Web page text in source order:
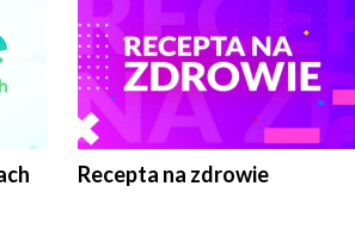
Recepta na zdrowie